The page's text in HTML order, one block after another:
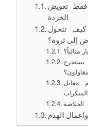
فقط تعويض
الخردة
كيف تتحول
إلى ثروة؟
مثالياً؟
مقابل
الخلاصة